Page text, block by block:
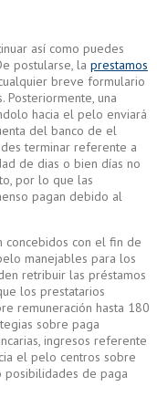
así­ como puedes
postularse, la prestamos
breve formulario
Posteriormente, una
hacia el pelo enviará
del banco de el
terminar referente a
de dias o bien días no
por lo que las
pagan debido al
concebidos con el fin de
manejables para los
retribuir las préstamos
los prestatarios
remuneración hasta 180
sobre paga
ingresos referente
el pelo centros sobre
de paga